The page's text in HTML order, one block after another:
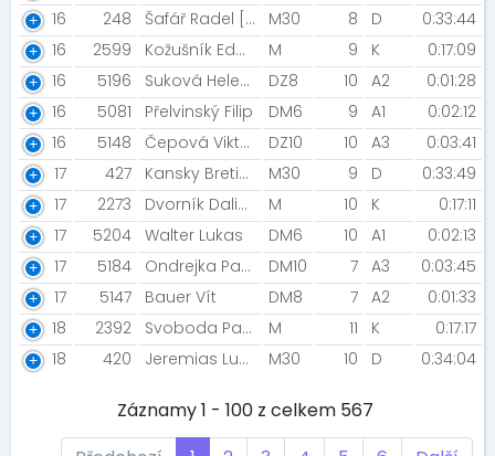
16
248 Šafář Radel [Rozběháme Letovice] M30 8 D
0:33:44
16
2599 Kožušník Eda [Prostě Běž!] M 9 K
0:17:09
16
5196 Suková Helena DZ8 10 A2
0:01:28
16
5081 Přelvinský Filip DM6 9 A1
0:02:12
16
5148 Čepová Viktorie DZ10 10 A3
0:03:41
17
427 Kansky Bretislav [BKB team] M30 9 D
0:33:49
17
2273 Dvorník Dalibor M 10 K
0:17:11
17
5204 Walter Lukas DM6 10 A1
0:02:13
17
5184 Ondrejka Patrik DM10 7 A3
0:03:45
17
5147 Bauer Vít DM8 7 A2
0:01:33
18
2392 Svoboda Patrik [Sanasport runners] M 11 K
0:17:17
18
420 Jeremias Lukáš [A12] M30 10 D 0:34:04
Záznamy 1 - 100 z celkem 567